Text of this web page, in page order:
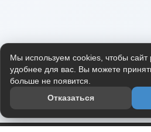
Мы используем cookies, чтобы сайт
удобнее для вас. Вы можете
больше не появится.
Отказаться